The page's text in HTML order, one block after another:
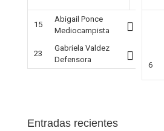
15
Abigail Ponce
Mediocampista
23
Gabriela Valdez
Defensora
6
Entradas recientes